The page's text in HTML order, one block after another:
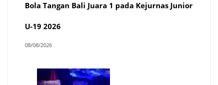
Bola Tangan Bali Juara 1 pada Kejurnas Junior
U-19 2026
08/08/2026